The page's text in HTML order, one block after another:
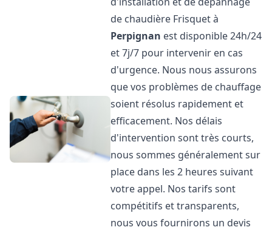
de chaudière Frisquet à
Perpignan est disponible 24h/24
et 7j/7 pour intervenir en cas
d'urgence. Nous nous assurons
que vos problèmes de chauffage
soient résolus rapidement et
efficacement. Nos délais
d'intervention sont très courts,
nous sommes généralement sur
place dans les 2 heures suivant
votre appel. Nos tarifs sont
compétitifs et transparents,
nous vous fournirons un devis